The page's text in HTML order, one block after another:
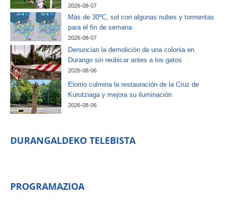
2026-08-07
Más de 30ºC, sol con algunas nubes y tormentas
para el fin de semana
2026-08-07
Denuncian la demolición de una colonia en
Durango sin reubicar antes a los gatos
2026-08-06
Elorrio culmina la restauración de la Cruz de
Kurutziaga y mejora su iluminación
2026-08-06
DURANGALDEKO TELEBISTA
PROGRAMAZIOA